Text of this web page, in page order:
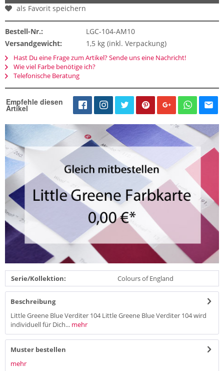
als Favorit speichern
Bestell-Nr.:
LGC-104-AM10
Versandgewicht:
1,5 kg (inkl. Verpackung)
Hast Du eine Frage zum Artikel? Sende uns eine Nachricht!
Wie viel Farbe benötige ich?
Telefonische Beratung
Empfehle diesen
Artikel
Serie/Kollektion: Colours of England
Beschreibung
Little Greene Blue Verditer 104 Little Greene Blue Verditer 104 wird
individuell für Dich... mehr
Muster bestellen
mehr